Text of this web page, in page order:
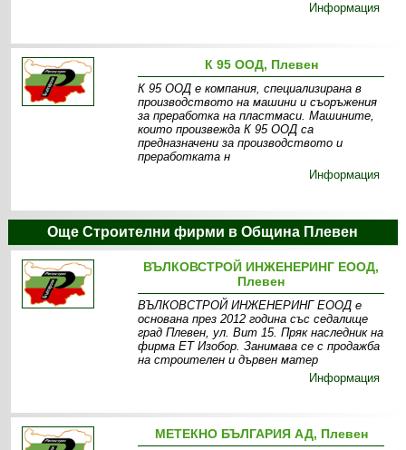
Информация
К 95 ООД, Плевен
К 95 ООД е компания, специализирана в
производството на машини и съоръжения
за преработка на пластмаси. Машините,
които произвежда К 95 ООД са
предназначени за производството и
преработката н
Информация
Още Строителни фирми в Община Плевен
ВЪЛКОВСТРОЙ ИНЖЕНЕРИНГ ЕООД,
Плевен
ВЪЛКОВСТРОЙ ИНЖЕНЕРИНГ ЕООД е
основана през 2012 година със седалище
град Плевен, ул. Вит 15. Пряк наследник на
фирма ЕТ Изобор. Занимава се с продажба
на строителен и дървен матер
Информация
МЕТЕКНО БЪЛГАРИЯ АД, Плевен